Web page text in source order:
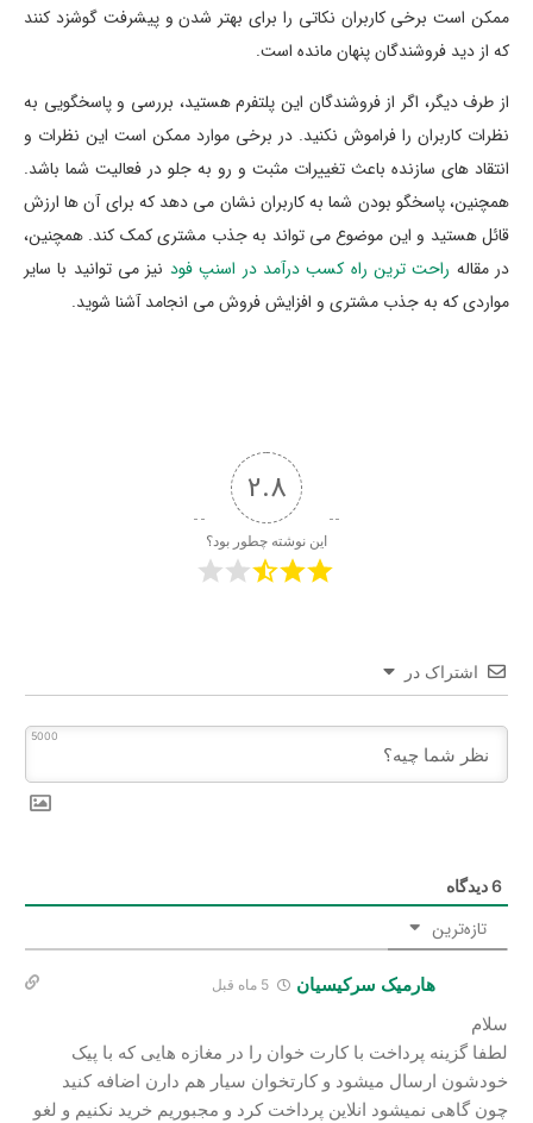
ممکن است برخی کاربران نکاتی را برای بهتر شدن و پیشرفت گوشزد کنند
که از دید فروشندگان پنهان مانده است.
از طرف دیگر، اگر از فروشندگان این پلتفرم هستید، بررسی و پاسخگویی به
نظرات کاربران را فراموش نکنید. در برخی موارد ممکن است این نظرات و
انتقاد های سازنده باعث تغییرات مثبت و رو به جلو در فعالیت شما باشد.
همچنین، پاسخگو بودن شما به کاربران نشان می دهد که برای آن ها ارزش
قائل هستید و این موضوع می تواند به جذب مشتری کمک کند. همچنین،
در مقاله راحت ترین راه کسب درآمد در اسنپ فود نیز می توانید با سایر
مواردی که به جذب مشتری و افزایش فروش می انجامد آشنا شوید.
2.8
این نوشته چطور بود؟
اشتراک در
5000
6دیدگاه
تازه‌ترین
هارمیک سرکیسیان
سلام
لطفا گزینه پرداخت با کارت خوان را در مغازه هایی که با پیک
خودشون ارسال میشود و کارتخوان سیار هم دارن اضافه کنید
چون گاهی نمیشود انلاین پرداخت کرد و مجبوریم خرید نکنیم و لغو